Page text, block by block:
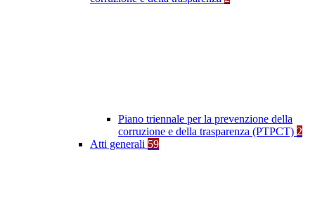
Piano triennale per la prevenzione della
corruzione e della trasparenza (PTPCT) 2
Atti generali 59